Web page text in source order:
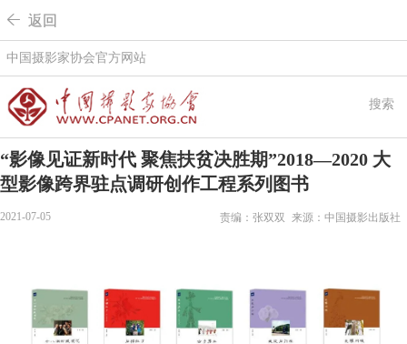
 返回
中国摄影家协会官方网站
搜索
“影像见证新时代 聚焦扶贫决胜期”2018—2020 大
型影像跨界驻点调研创作工程系列图书
2021-07-05 来源：中国摄影出版社
责编：张双双